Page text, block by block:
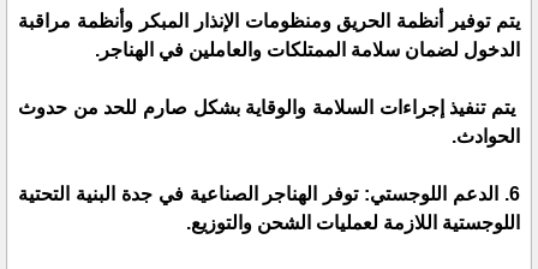
يتم توفير أنظمة الحريق ومنظومات الإنذار المبكر وأنظمة مراقبة
الدخول لضمان سلامة الممتلكات والعاملين في الهناجر.
يتم تنفيذ إجراءات السلامة والوقاية بشكل صارم للحد من حدوث
الحوادث.
6. الدعم اللوجستي: توفر الهناجر الصناعية في جدة البنية التحتية
اللوجستية اللازمة لعمليات الشحن والتوزيع.